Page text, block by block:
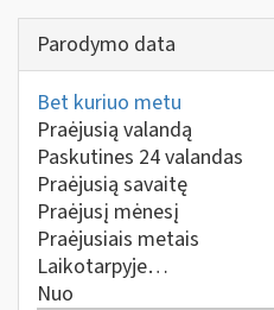
Parodymo data
Bet kuriuo metu
Praėjusią valandą
Paskutines 24 valandas
Praėjusią savaitę
Praėjusį mėnesį
Praėjusiais metais
Laikotarpyje…
Nuo